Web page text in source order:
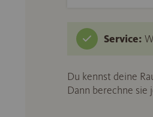
Service:
Du kennst deine
Dann berechne